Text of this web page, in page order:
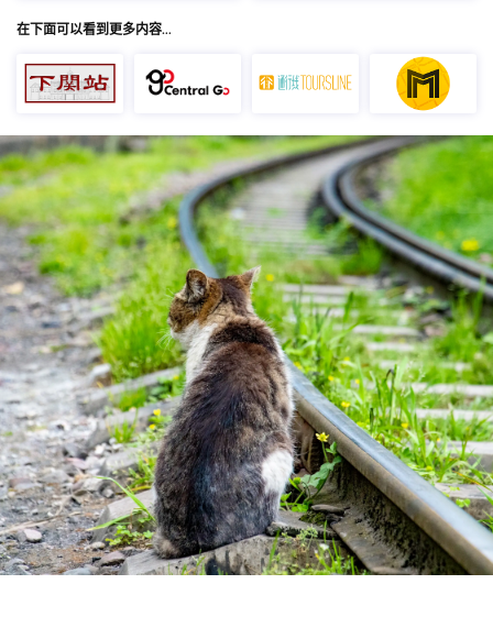
在下面可以看到更多内容…